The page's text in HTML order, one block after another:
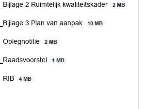
2 Ruimtelijk kwaliteitskader 2 MB
3 Plan van aanpak 10 MB
2 MB
1 MB
4 MB